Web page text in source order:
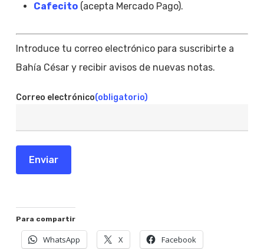
Cafecito(acepta Mercado Pago).
Introduce tu correo electrónico para suscribirte a
Bahía César y recibir avisos de nuevas notas.
Correo electrónico(obligatorio)
Enviar
Para compartir
WhatsApp X Facebook